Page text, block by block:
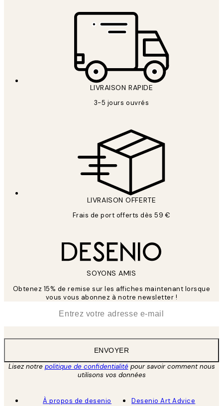
LIVRAISON RAPIDE
3-5 jours ouvrés
LIVRAISON OFFERTE
Frais de port offerts dès 59 €
SOYONS AMIS
Obtenez 15% de remise sur les affiches maintenant lorsque
vous vous abonnez à notre newsletter !
ENVOYER
Lisez notre politique de confidentialitépour savoir comment nous
utilisons vos données
À propos de desenio
Desenio Art Advice